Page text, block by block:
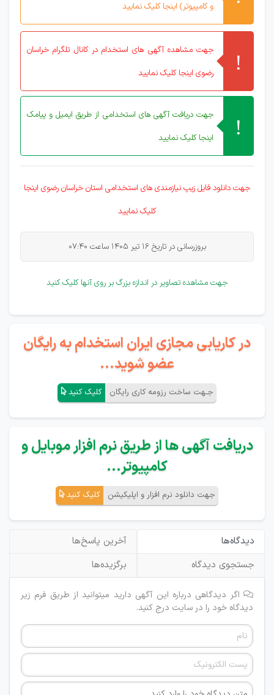
و کامپیوتر) اینجا کلیک نمایید
جهت مشاهده آگهی های استخدام در کانال تلگرام خراسان
رضوی اینجا کلیک نمایید
جهت دریافت آگهی های استخدامی از طریق ایمیل و پیامک
اینجا کلیک نمایید
جهت دانلود فایل زیپ نیازمندی های استخدامی استان خراسان رضوی اینجا
کلیک نمایید
بروزرسانی در تاریخ 16 تیر 1405 ساعت 07:40
جهت مشاهده تصاویر در اندازه بزرگ بر روی آنها کلیک کنید
در کاریابی مجازی ایران استخدام به رایگان
عضو شوید...
جـهت ساخت رزومه کاری رایگان کلیک کنید
دریافت آگهی ها از طریق نرم افزار موبایل و
کامپیوتر...
جهت دانلود نرم افزار و اپلیکیشن کلیک کنید
دیدگاه‌ها
آخرین پاسخ‌ها
جستجوی دیدگاه
برگزیده‌ها
اگر دیدگاهی درباره این آگهی دارید میتوانید از طریق فرم زیر
دیدگاه خود را در سایت درج کنید.